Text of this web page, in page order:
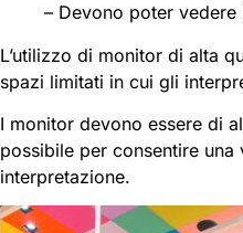
– Devono poter
L’utilizzo di monitor di alta
spazi limitati in cui gli
I monitor devono essere di
possibile per consentire
interpretazione.